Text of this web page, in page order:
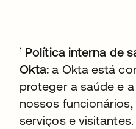
¹ Política interna de
Okta: a Okta está
proteger a saúde e
nossos
serviços e